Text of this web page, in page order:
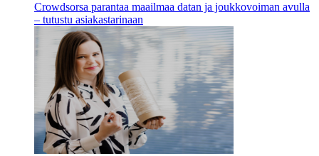
Crowdsorsa parantaa maailmaa datan ja joukkovoiman avulla
– tutustu asiakastarinaan